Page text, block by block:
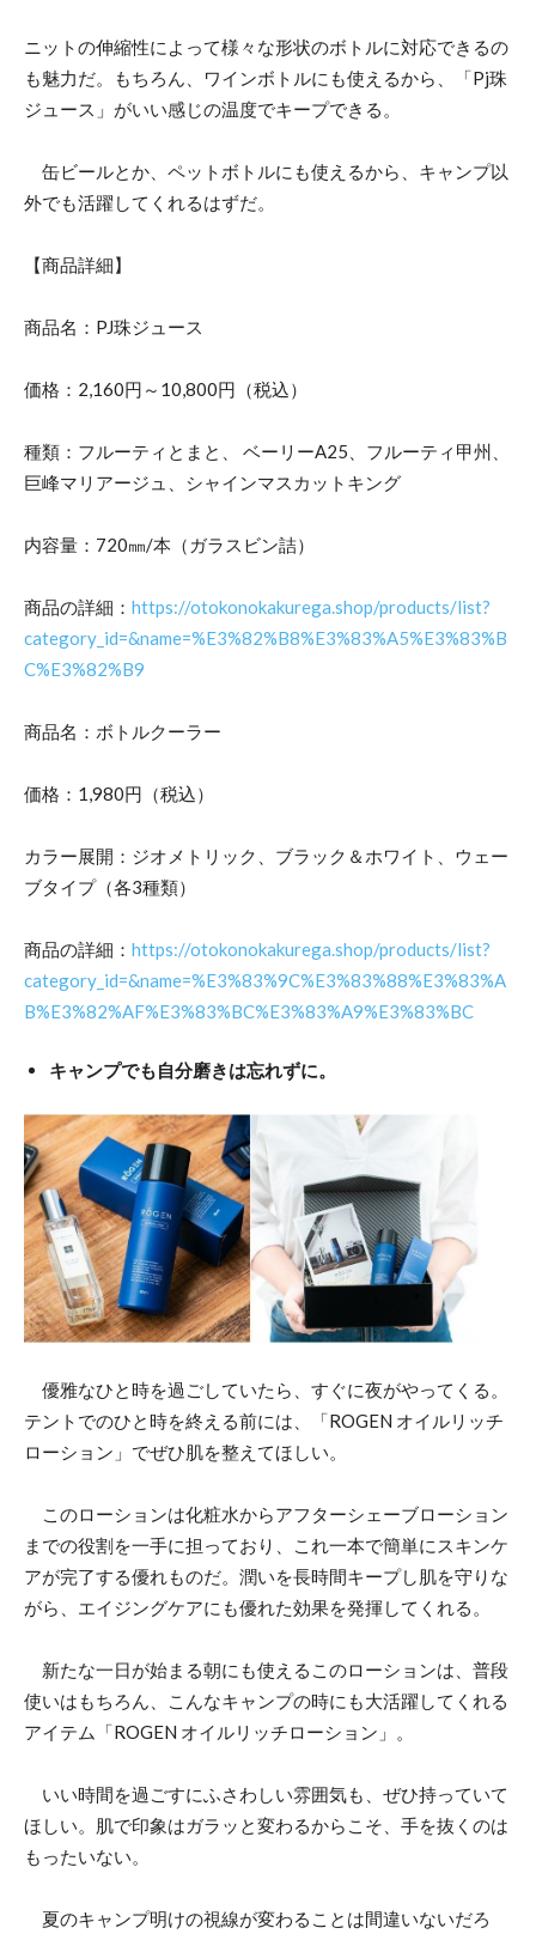
ニットの伸縮性によって様々な形状のボトルに対応できるの
も魅力だ。もちろん、ワインボトルにも使えるから、「Pj珠
ジュース」がいい感じの温度でキープできる。
缶ビールとか、ペットボトルにも使えるから、キャンプ以
外でも活躍してくれるはずだ。
【商品詳細】
商品名：PJ珠ジュース
価格：2,160円～10,800円（税込）
種類：フルーティとまと、 ベーリーA25、フルーティ甲州、
巨峰マリアージュ、シャインマスカットキング
内容量：720㎜/本（ガラスビン詰）
商品の詳細： https://otokonokakurega.shop/products/list?
category_id=&name=%E3%82%B8%E3%83%A5%E3%83%B
C%E3%82%B9
商品名：ボトルクーラー
価格：1,980円（税込）
カラー展開：ジオメトリック、ブラック＆ホワイト、ウェー
ブタイプ（各3種類）
商品の詳細： https://otokonokakurega.shop/products/list?
category_id=&name=%E3%83%9C%E3%83%88%E3%83%A
B%E3%82%AF%E3%83%BC%E3%83%A9%E3%83%BC
キャンプでも自分磨きは忘れずに。
優雅なひと時を過ごしていたら、すぐに夜がやってくる。
テントでのひと時を終える前には、「ROGEN オイルリッチ
ローション」でぜひ肌を整えてほしい。
このローションは化粧水からアフターシェーブローション
までの役割を一手に担っており、これ一本で簡単にスキンケ
アが完了する優れものだ。潤いを長時間キープし肌を守りな
がら、エイジングケアにも優れた効果を発揮してくれる。
新たな一日が始まる朝にも使えるこのローションは、普段
使いはもちろん、こんなキャンプの時にも大活躍してくれる
アイテム「ROGEN オイルリッチローション」。
いい時間を過ごすにふさわしい雰囲気も、ぜひ持っていて
ほしい。肌で印象はガラッと変わるからこそ、手を抜くのは
もったいない。
夏のキャンプ明けの視線が変わることは間違いないだろ